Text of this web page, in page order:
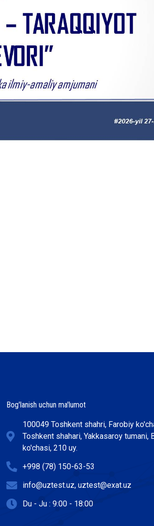
Bog'lanish uchun ma'lumot
100049 Toshkent shahri, Farobiy
Toshkent shahari, Yakkasaroy tumani,
ko'chasi, 210 uy.
+998 (78) 150-63-53
info@uztest.uz, uztest@exat.uz
Du - Ju : 9:00 - 18:00